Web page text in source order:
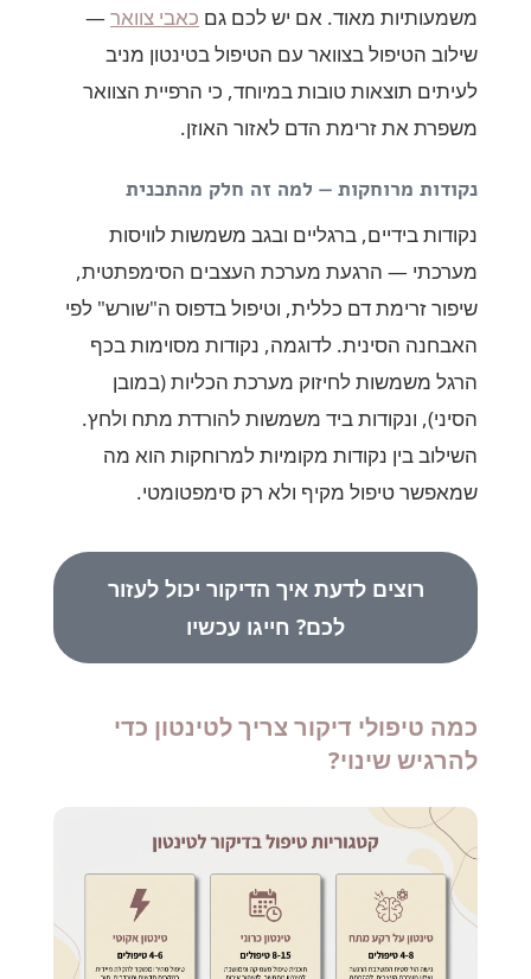
משמעותיות מאוד. אם יש לכם גם כאבי צוואר —
שילוב הטיפול בצוואר עם הטיפול בטינטון מניב
לעיתים תוצאות טובות במיוחד, כי הרפיית הצוואר
משפרת את זרימת הדם לאזור האוזן.
נקודות מרוחקות — למה זה חלק מהתכנית
נקודות בידיים, ברגליים ובגב משמשות לוויסות
מערכתי — הרגעת מערכת העצבים הסימפתטית,
שיפור זרימת דם כללית, וטיפול בדפוס ה"שורש" לפי
האבחנה הסינית. לדוגמה, נקודות מסוימות בכף
הרגל משמשות לחיזוק מערכת הכליות (במובן
הסיני), ונקודות ביד משמשות להורדת מתח ולחץ.
השילוב בין נקודות מקומיות למרוחקות הוא מה
שמאפשר טיפול מקיף ולא רק סימפטומטי.
רוצים לדעת איך הדיקור יכול לעזור
לכם? חייגו עכשיו
כמה טיפולי דיקור צריך לטינטון כדי
להרגיש שינוי?